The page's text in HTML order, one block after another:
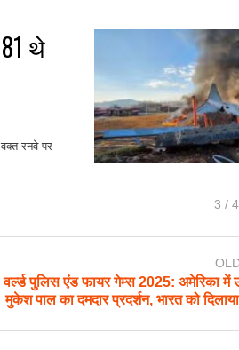
थे
वक्त रनवे पर
3 /
वर्ल्ड पुलिस एंड फायर गेम्स 2025: अमेरिका में
मुकेश पाल का दमदार प्रदर्शन, भारत को